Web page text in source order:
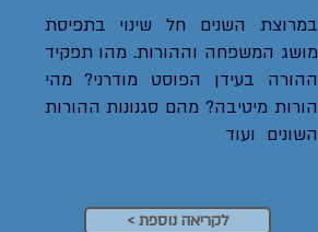
במרוצת השנים חל שינוי בתפיסת
מושג המשפחה וההורות. מהו תפקיד
ההורה בעידן הפוסט מודרני? מהי
הורות מיטיבה? מהם סגנונות ההורות
השונים ועוד
< לקריאה נוספת